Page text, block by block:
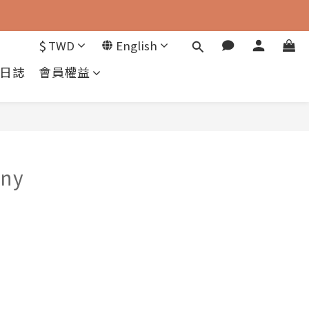
$ TWD English
誌 會員權益